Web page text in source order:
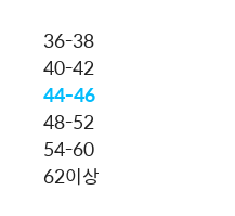
36-38
40-42
44-46
48-52
54-60
62이상